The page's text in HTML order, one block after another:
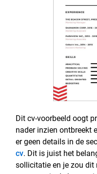
Dit cv-voorbeeld oogt
nader inzien ontbreekt
er geen details in de
cv. Dit is juist het
sollicitatie en je zou